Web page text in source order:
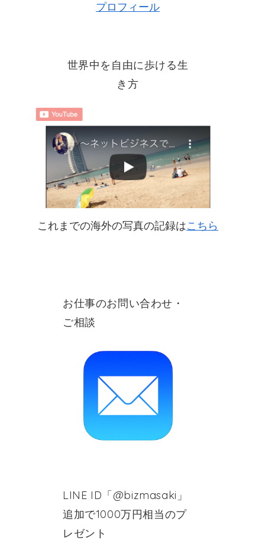
プロフィール
世界中を自由に歩ける生
き方
これまでの海外の写真の記録はこちら
お仕事のお問い合わせ・
ご相談
LINE ID「@bizmasaki」
追加で1000万円相当のプ
レゼント